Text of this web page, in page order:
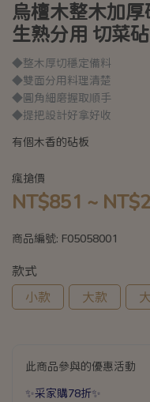
烏檀木整木加
生熟分用 切菜
◆整木厚切穩定備料
◆雙面分用料理清楚
◆圓角細磨握取順手
◆提把設計好拿好收
有個木香的砧板
瘋搶價
NT$851 ~
商品編號: F05058001
款式
小款
大款
此商品參與的優惠活動
✨采家購78折✨